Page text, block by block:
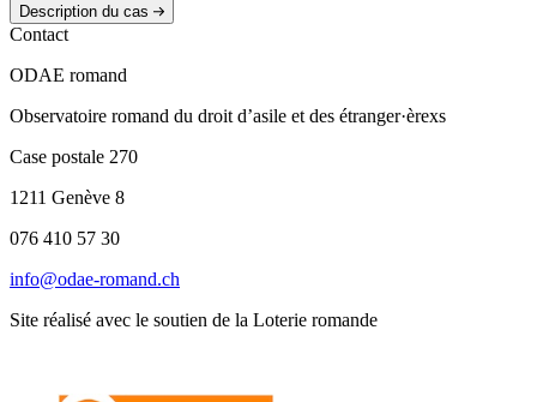
Description du cas
Contact
ODAE romand
Observatoire romand du droit d’asile et des étranger·èrexs
Case postale 270
1211 Genève 8
076 410 57 30
info@odae-romand.ch
Site réalisé avec le soutien de la Loterie romande